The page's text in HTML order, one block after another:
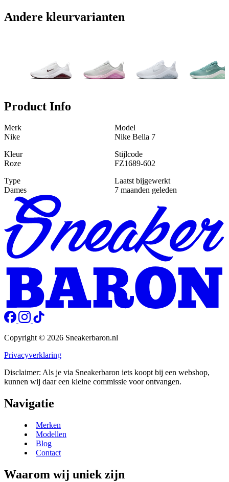
Andere kleurvarianten
Product Info
Merk
Nike
Model
Nike Bella 7
Kleur
Roze
Stijlcode
FZ1689-602
Type
Dames
Laatst bijgewerkt
7 maanden geleden
Copyright © 2026 Sneakerbaron.nl
Privacyverklaring
Disclaimer: Als je via Sneakerbaron iets koopt bij een webshop,
kunnen wij daar een kleine commissie voor ontvangen.
Navigatie
Merken
Modellen
Blog
Contact
Waarom wij uniek zijn